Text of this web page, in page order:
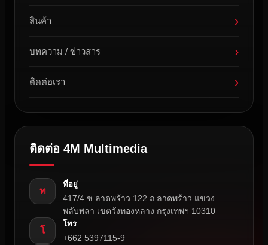
สินค้า ›
บทความ / ข่าวสาร ›
ติดต่อเรา ›
ติดต่อ 4M Multimedia
ท
ที่อยู่
417/4 ซ.ลาดพร้าว 122 ถ.ลาดพร้าว แขวง
พลับพลา เขตวังทองหลาง กรุงเทพฯ 10310
โ
โทร
+662 5397115-9